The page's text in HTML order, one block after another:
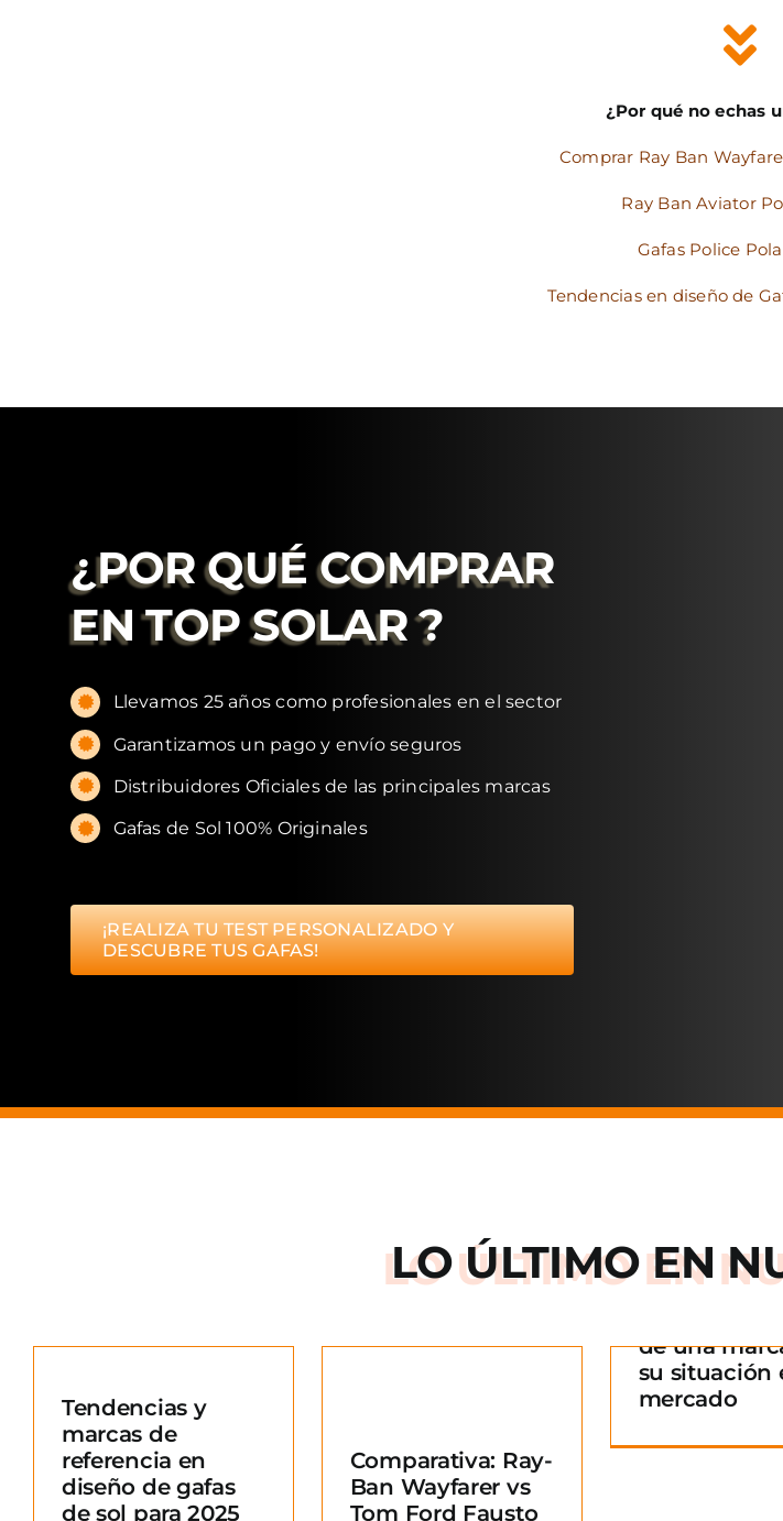
¿Por qué no echas
Comprar Ray Ban
Ray Ban Aviator
Gafas Police
Tendencias en diseño de
¿POR QUÉ COMPRAR
EN TOP SOLAR ?
Llevamos 25 años como profesionales en el sector
Garantizamos un pago y envío seguros
Distribuidores Oficiales de las principales marcas
Gafas de Sol 100% Originales
¡REALIZA TU TEST PERSONALIZADO Y
DESCUBRE TUS GAFAS!
LO ÚLTIMO EN
Tendencias y
marcas de
referencia en
diseño de gafas
de sol para 2025
Comparativa: Ray-
Ban Wayfarer vs
Tom Ford Fausto
Comparativa: Ray-
Ban Wayfarer vs
Tom Ford Fausto
mercado
de una
su situación
mercado
La
de Ray-